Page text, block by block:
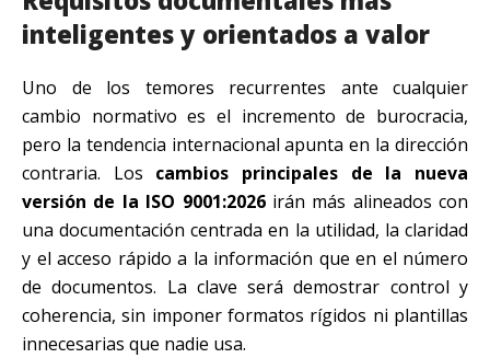
inteligentes y orientados a valor
Uno de los temores recurrentes ante cualquier
cambio normativo es el incremento de burocracia,
pero la tendencia internacional apunta en la dirección
contraria. Los cambios principales de la nueva
versión de la ISO 9001:2026irán más alineados con
una documentación centrada en la utilidad, la claridad
y el acceso rápido a la información que en el número
de documentos. La clave será demostrar control y
coherencia, sin imponer formatos rígidos ni plantillas
innecesarias que nadie usa.